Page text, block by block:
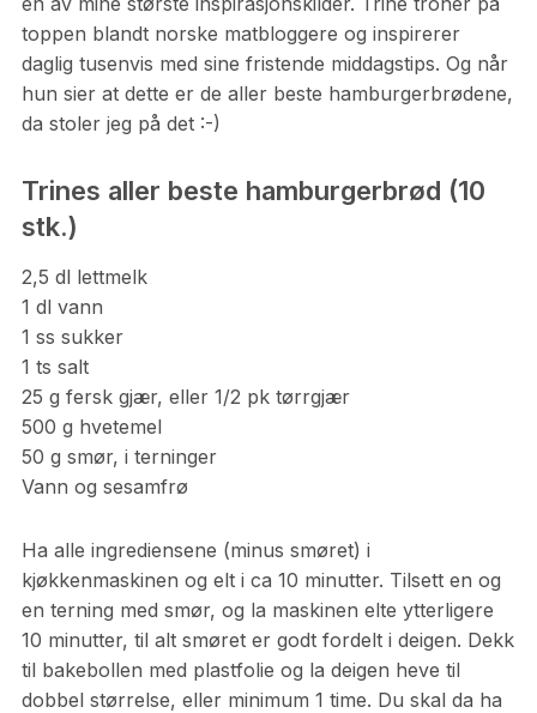
toppen blandt norske matbloggere og inspirerer
daglig tusenvis med sine fristende middagstips. Og når
hun sier at dette er de aller beste hamburgerbrødene,
da stoler jeg på det :-)
Trines aller beste hamburgerbrød (10
stk.)
2,5 dl lettmelk
1 dl vann
1 ss sukker
1 ts salt
25 g fersk gjær, eller 1/2 pk tørrgjær
500 g hvetemel
50 g smør, i terninger
Vann og sesamfrø
Ha alle ingrediensene (minus smøret) i
kjøkkenmaskinen og elt i ca 10 minutter. Tilsett en og
en terning med smør, og la maskinen elte ytterligere
10 minutter, til alt smøret er godt fordelt i deigen. Dekk
til bakebollen med plastfolie og la deigen heve til
dobbel størrelse, eller minimum 1 time. Du skal da ha